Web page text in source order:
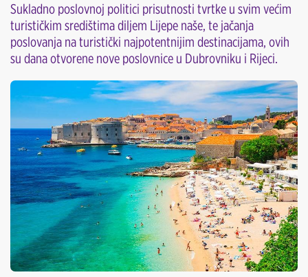
Sukladno poslovnoj politici prisutnosti tvrtke u svim većim
turističkim središtima diljem Lijepe naše, te jačanja
poslovanja na turistički najpotentnijim destinacijama, ovih
su dana otvorene nove poslovnice u Dubrovniku i Rijeci.